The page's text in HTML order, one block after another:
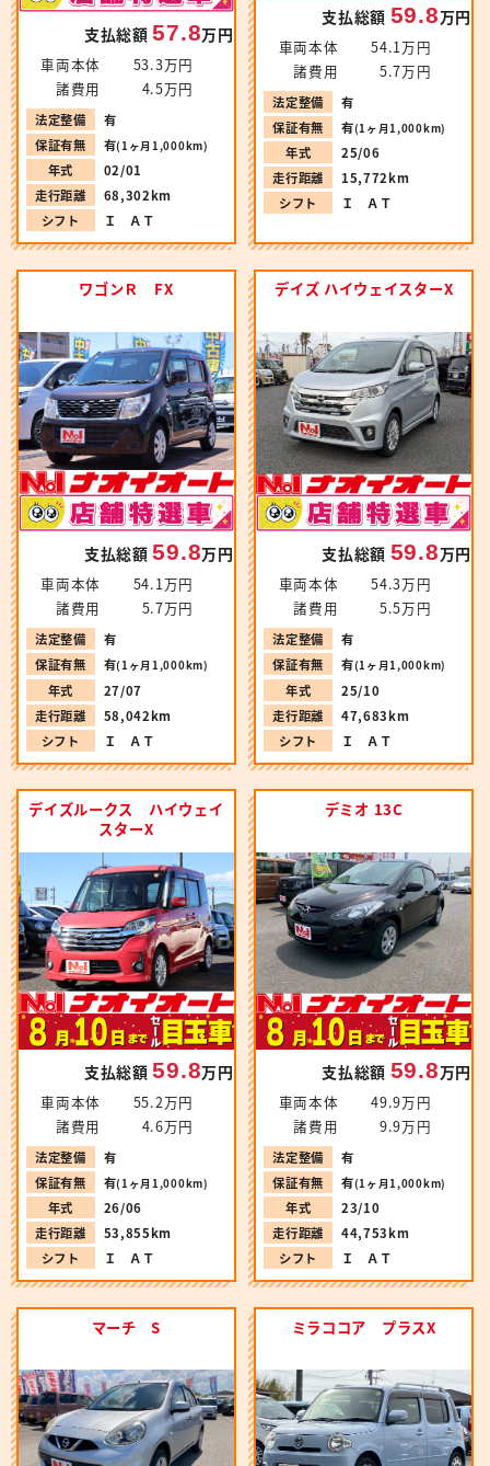
支払総額57.8万円
車両本体
53.3万円
諸費用
4.5万円
法定整備
有
保証有無
有(1ヶ月1,000km)
年式
02/01
走行距離
68,302km
シフト
Ｉ ＡＴ
支払総額 59.8万円
車両本体
54.1万円
諸費用
5.7万円
法定整備
有
保証有無
有(1ヶ月1,000km)
年式
25/06
走行距離
15,772km
シフト
Ｉ ＡＴ
ワゴンＲ FX
支払総額59.8万円
車両本体
54.1万円
諸費用
5.7万円
法定整備
有
保証有無
有(1ヶ月1,000km)
年式
27/07
走行距離
58,042km
シフト
Ｉ ＡＴ
デイズ ハイウェイスターX
支払総額 59.8万円
車両本体
54.3万円
諸費用
5.5万円
法定整備
有
保証有無
有(1ヶ月1,000km)
年式
25/10
走行距離
47,683km
シフト
Ｉ ＡＴ
デイズルークス ハイウェイ
スターX
支払総額59.8万円
車両本体
55.2万円
諸費用
4.6万円
法定整備
有
保証有無
有(1ヶ月1,000km)
年式
26/06
走行距離
53,855km
シフト
Ｉ ＡＴ
デミオ 13C
支払総額 59.8万円
車両本体
49.9万円
諸費用
9.9万円
法定整備
有
保証有無
有(1ヶ月1,000km)
年式
23/10
走行距離
44,753km
シフト
Ｉ ＡＴ
マーチ S ミラココア プラスX